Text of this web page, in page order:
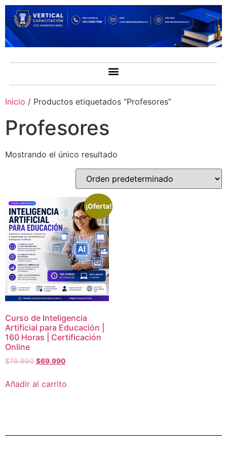
Inicio / Productos etiquetados “Profesores”
Profesores
Mostrando el único resultado
¡Oferta!
Curso de Inteligencia
Artificial para Educación |
160 Horas | Certificación
Online
$79.990 $69.990
Añadir al carrito